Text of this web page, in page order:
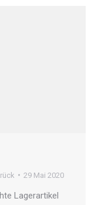
29 Mai 2020
Lagerartikel